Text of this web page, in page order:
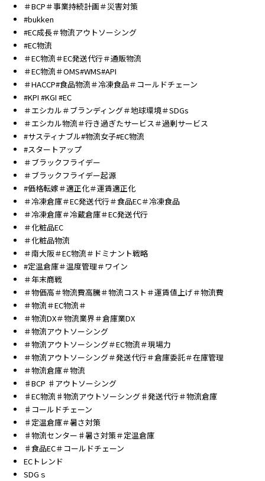
＃BCP＃事業持続計画＃災害対策
#bukken
#EC成長＃物流アウトソーシング
#EC物流
＃EC物流＃EC発送代行＃通販物流
＃EC物流＃OMS#WMS#API
＃HACCP#食品物流＃冷凍食品＃コールドチェーン
#KPI #KGI #EC
＃エシカル＃ブランディング＃地球環境＃SDGs
＃エシカル物流＃行き過ぎたサービス＃過剰サービス
#サスティナブル#物流女子#EC物流
#スタートアップ
＃ブラックフライデー
＃ブラックフライデー起源
#価格転嫁＃適正化＃運賃適正化
＃冷凍倉庫＃EC発送代行＃食品EC＃冷凍食品
＃冷凍倉庫＃冷蔵倉庫＃EC発送代行
＃化粧品EC
＃化粧品物流
＃南大阪＃EC物流＃ドミナント戦略
#定温倉庫＃温度管理＃ワイン
＃年末商戦
＃物価高＃物流費高騰＃物流コスト＃運賃値上げ＃物流費
＃物流＃EC物流＃
＃物流DX＃物流業界＃倉庫業DX
＃物流アウトソーシング
＃物流アウトソーシング＃EC物流＃現場力
＃物流アウトソーシング＃発送代行＃倉庫委託＃在庫管理
＃物流倉庫＃物流
♯BCP ♯アウトソーシング
♯EC物流♯物流アウトソーシング♯発送代行＃物流倉庫
♯コールドチェーン
♯定温倉庫＃暑さ対策
♯物流センター♯暑さ対策＃定温倉庫
♯食品EC＃コールドチェーン
ECトレンド
SDGｓ